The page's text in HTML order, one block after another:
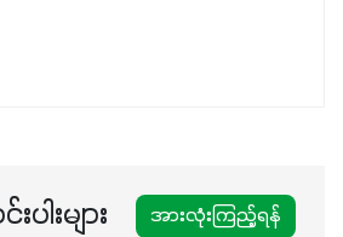
းမျိုး၊ဟင်းသီးဟင်းရွက်နဲ့ ဥယျာဉ်ခြံသီးနှံ
တယ်ဆိုတော့ တစ်မျိုးတည်းနဲ့ အားလုံး
ါးများ အားလုံးကြည့်ရန်